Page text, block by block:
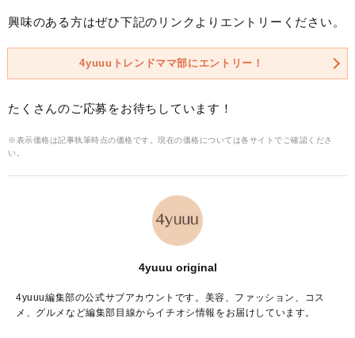
興味のある方はぜひ下記のリンクよりエントリーください。
4yuuuトレンドママ部にエントリー！
たくさんのご応募をお待ちしています！
※表示価格は記事執筆時点の価格です。現在の価格については各サイトでご確認くださ
い。
4yuuu original
4yuuu編集部の公式サブアカウントです。美容、ファッション、コス
メ、グルメなど編集部目線からイチオシ情報をお届けしています。